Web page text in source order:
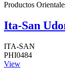
Productos
Ita-San
ITA-SAN
PHI0484
View